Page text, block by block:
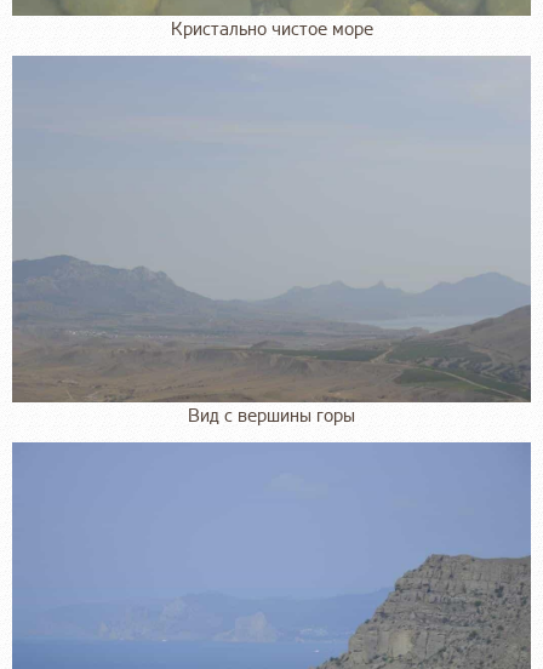
Кристально чистое море
Вид с вершины горы